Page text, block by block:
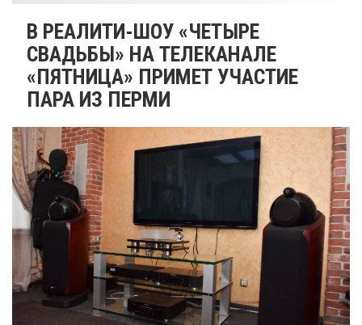
В РЕАЛИТИ-ШОУ «ЧЕТЫРЕ
СВАДЬБЫ» НА ТЕЛЕКАНАЛЕ
«ПЯТНИЦА» ПРИМЕТ УЧАСТИЕ
ПАРА ИЗ ПЕРМИ